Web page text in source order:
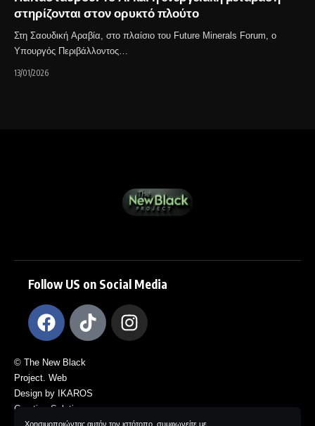
Χρησιμοποιώντας αυτόν τον ιστότοπο, συμφωνείτε με
στηρίζονται στον ορυκτό πλούτο
Στη Σαουδική Αραβία, στο πλαίσιο του Future Minerals Forum, ο
Υπουργός Περιβάλλοντος…
13/01/2026
Follow US on Social Media
© The New Black
Project. Web
Design by IKAROS
Creative Solutions.